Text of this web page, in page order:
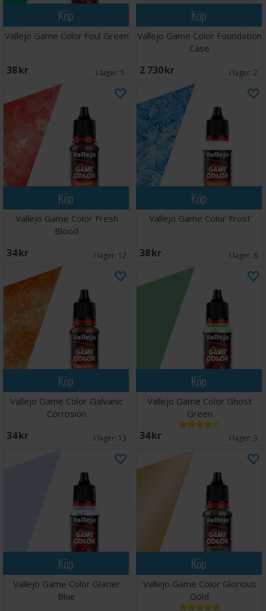
Köp
Vallejo Game Color Foul Green
38 SEK I lager: 5
Köp
Vallejo Game Color Foundation
Case
2 730 SEK I lager: 2
Köp
Vallejo Game Color Fresh
Blood
34 SEK I lager: 12
Köp
Vallejo Game Color Frost
38 SEK I lager: 6
Köp
Vallejo Game Color Galvanic
Corrosion
34 SEK I lager: 13
Köp
Vallejo Game Color Ghost
Green
34 SEK I lager: 3
Köp
Vallejo Game Color Glacier
Blue
Köp
Vallejo Game Color Glorious
Gold